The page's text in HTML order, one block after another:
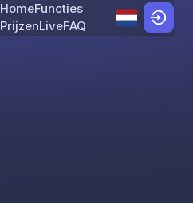
Skip to content
HomeFuncties
PrijzenLiveFAQ